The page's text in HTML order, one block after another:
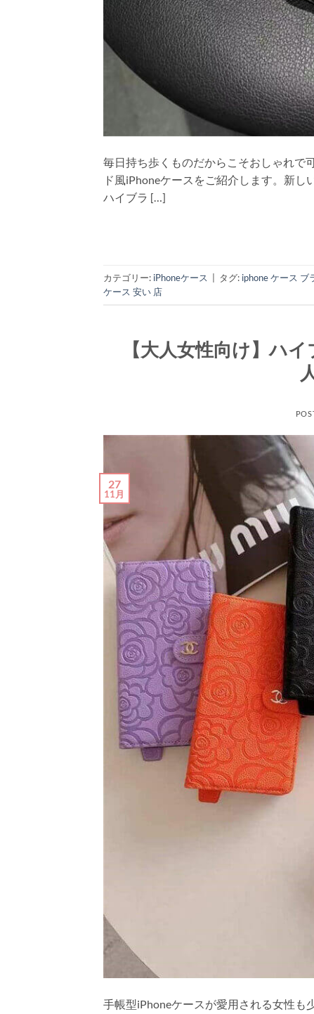
毎日持ち歩くものだからこそおしゃれで
ド風iPhoneケースをご紹介します。新し
ハイブラ […]
カテゴリー: iPhoneケース タグ: iphone ケース ブ
ケース 安い 店
【大人女性向け】ハ
27
11月
手帳型iPhoneケースが愛用される女性も